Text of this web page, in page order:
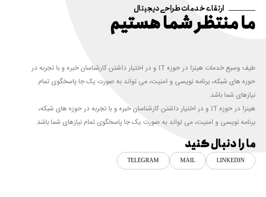
ارتقای خدمات طراحی دیجیتال
ما منتظر شما هستیم
طیف وسیع خدمات هینزا در حوزه IT و در اختیار داشتن کارشناسان خبره و با تجربه در
حوزه های شبکه، برنامه نویسی و امنیت، می تواند به صورت یک جا پاسخگوی تمام
نیازهای شما باشد.
هینزا در حوزه IT و در اختیار داشتن کارشناسان خبره و با تجربه در حوزه های شبکه،
برنامه نویسی و امنیت، می تواند به صورت یک جا پاسخگوی تمام نیازهای شما باشد.
ما را دنبال کنید
LINKEDIN
MAIL
TELEGRAM